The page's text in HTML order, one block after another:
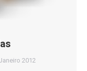
2012